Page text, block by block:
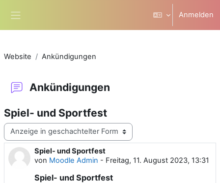
Anmelden
Website Ankündigungen
Ankündigungen
Spiel- und Sportfest
Anzeigemodus
Spiel- und Sportfest
von Moodle Admin - Freitag, 11. August 2023, 13:31
Anzahl Antworten: 0
Spiel- und Sportfest